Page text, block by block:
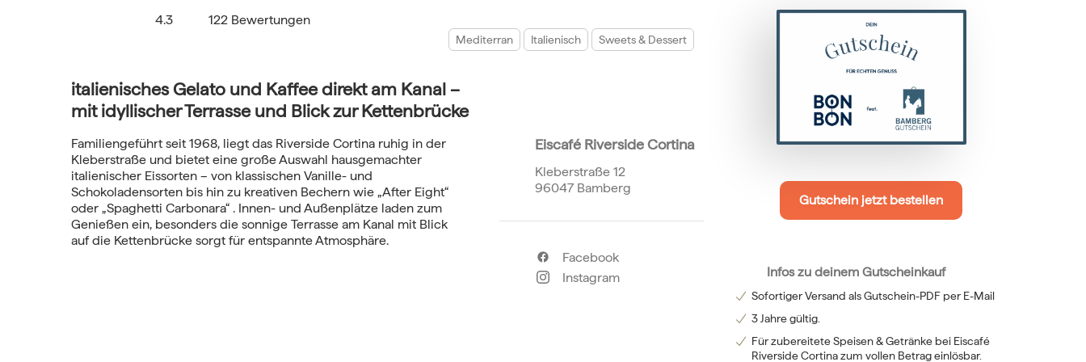
4.3 122 Bewertungen
Mediterran Italienisch Sweets & Dessert
italienisches Gelato und Kaffee direkt am Kanal –
mit idyllischer Terrasse und Blick zur Kettenbrücke
Familiengeführt seit 1968, liegt das Riverside Cortina ruhig in der
Kleberstraße und bietet eine große Auswahl hausgemachter
italienischer Eissorten – von klassischen Vanille- und
Schokoladensorten bis hin zu kreativen Bechern wie „After Eight“
oder „Spaghetti Carbonara“ . Innen- und Außenplätze laden zum
Genießen ein, besonders die sonnige Terrasse am Kanal mit Blick
auf die Kettenbrücke sorgt für entspannte Atmosphäre.
Eiscafé Riverside Cortina
Kleberstraße 12
96047 Bamberg
Facebook
Instagram
Gutschein jetzt bestellen
Infos zu deinem Gutscheinkauf
Sofortiger Versand als Gutschein-PDF per E-Mail
3 Jahre gültig.
Für zubereitete Speisen & Getränke bei Eiscafé
Riverside Cortina zum vollen Betrag einlösbar.